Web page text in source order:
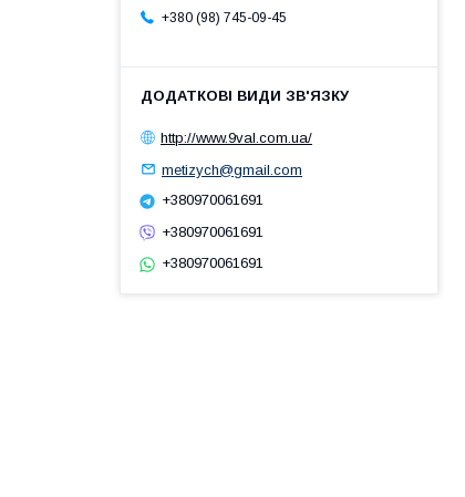
+380 (98) 745-09-45
http://www.9val.com.ua/
metizych@gmail.com
+380970061691
+380970061691
+380970061691